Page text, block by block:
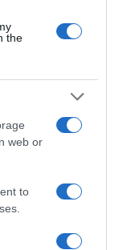
the
web or
to
a
Minajjal, Luke
zenei
vált
ért el, míg a
visszatér
energikus
tánctereket.